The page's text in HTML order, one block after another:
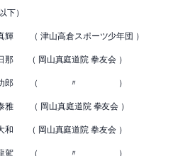
下）
山高倉スポーツ少年団 ）
山真庭道院 拳友会 ）
（ 〃 ）
山真庭道院 拳友会 ）
山真庭道院 拳友会 ）
（ 〃 ）